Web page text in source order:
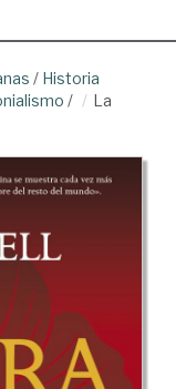
/ Historia
/
La